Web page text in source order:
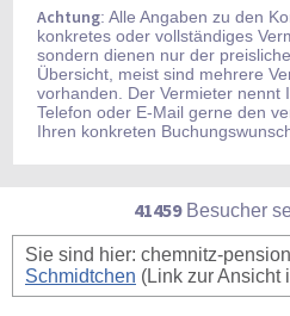
Achtung: Alle Angaben zu den
konkretes oder vollständiges
sondern dienen nur der
Übersicht, meist sind mehrere
vorhanden. Der Vermieter nennt
Telefon oder E-Mail gerne den
Ihren konkreten
41459Besucher
Sie sind hier: chemnitz-
Schmidtchen (Link zur Ansicht